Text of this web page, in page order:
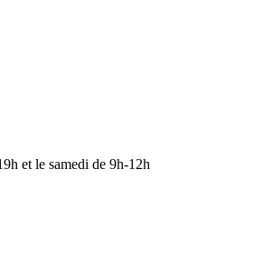
et le samedi de 9h-12h